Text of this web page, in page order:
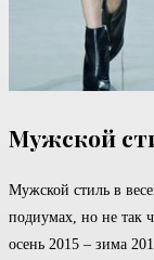
Мужской
Мужской стиль в
подиумах, но не так
осень 2015 – зима